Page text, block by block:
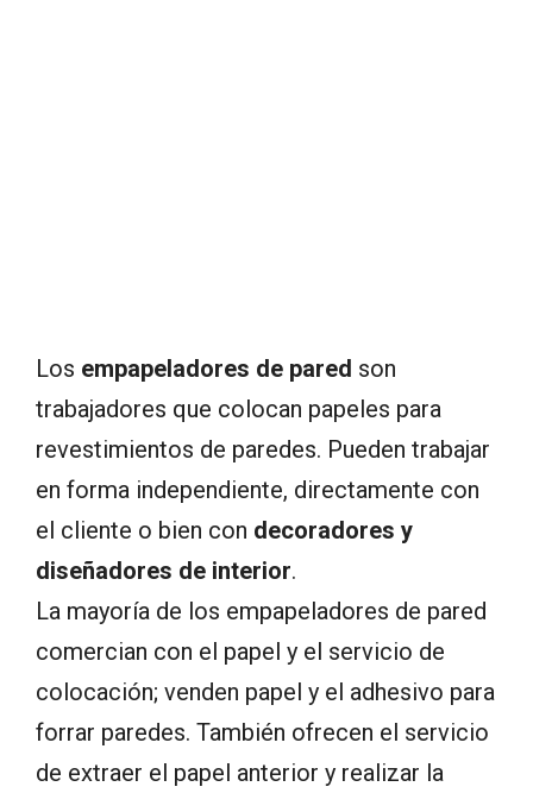
Los empapeladores de pared son
trabajadores que colocan papeles para
revestimientos de paredes. Pueden trabajar
en forma independiente, directamente con
el cliente o bien con decoradores y
diseñadores de interior.
La mayoría de los empapeladores de pared
comercian con el papel y el servicio de
colocación; venden papel y el adhesivo para
forrar paredes. También ofrecen el servicio
de extraer el papel anterior y realizar la